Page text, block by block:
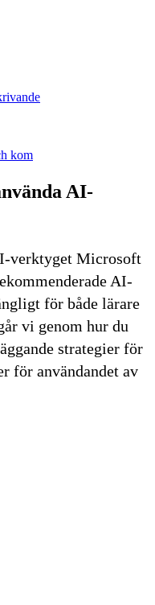
kom
AI-
verktyget Microsoft
AI-
för både lärare
vi genom hur du
strategier för
för användandet av